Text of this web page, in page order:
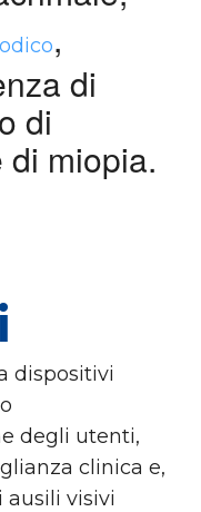
,
di
di
miopia.
dispositivi
degli utenti,
clinica e,
ausili visivi